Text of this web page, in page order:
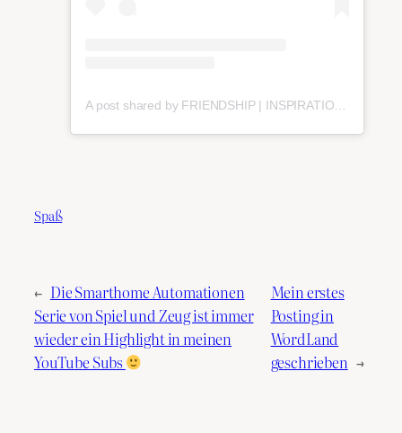
Spaß
← Die Smarthome Automationen
Serie von Spiel und Zeug ist immer
wieder ein Highlight in meinen
YouTube Subs
Mein erstes
Posting in
WordLand
geschrieben →